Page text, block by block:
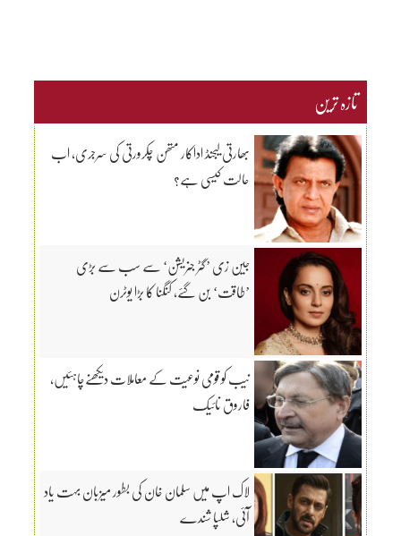
تازہ ترین
بھارتی لیجنڈ اداکار متھن چکرورتی کی سرجری، اب
حالت کیسی ہے؟
جین زی ’گٹر جنریشن‘ سے سب سے بڑی
’طاقت‘ بن گئے، کنگنا کا بڑا یوٹرن
نیب کو قومی نوعیت کے معاملات دیکھنےچاہئیں،
فاروق نائیک
لاک اپ میں سلمان خان کی بطور میزبان بہت یاد
آئی، شلپا شندے